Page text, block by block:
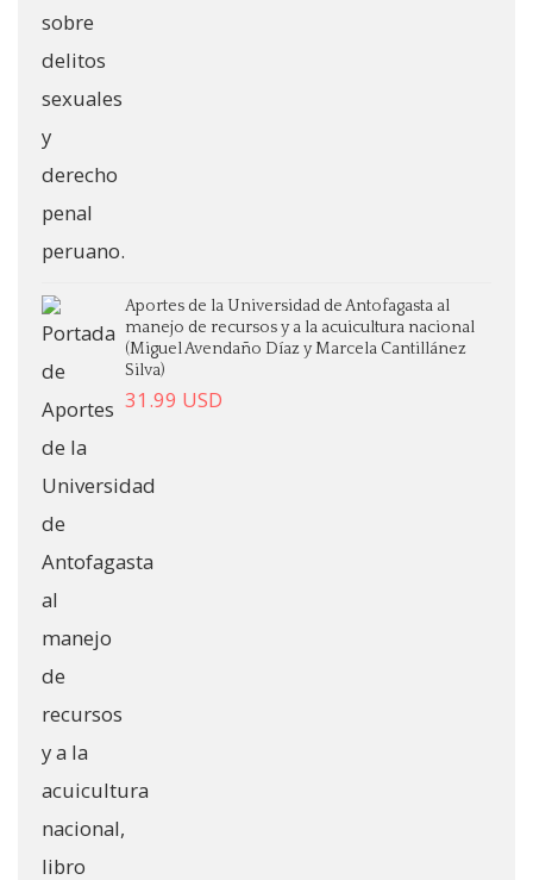
Aportes de la Universidad de Antofagasta al
manejo de recursos y a la acuicultura nacional
(Miguel Avendaño Díaz y Marcela Cantillánez
Silva)
31.99 USD